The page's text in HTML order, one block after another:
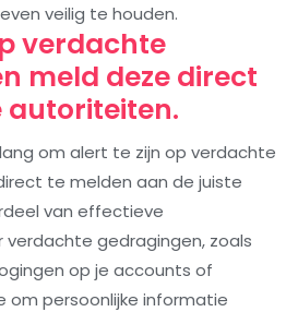
veilig te houden.
verdachte
meld deze direct
autoriteiten.
om alert te zijn op verdachte
te melden aan de juiste
van effectieve
verdachte gedragingen, zoals
op je accounts of
om persoonlijke informatie